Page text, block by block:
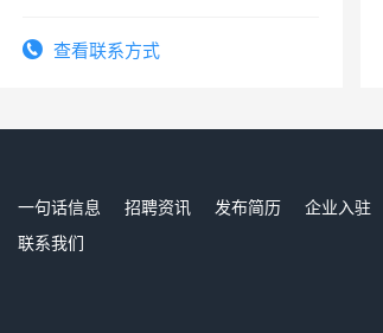
查看联系方式
一句话信息 招聘资讯 发布简历 企业入驻
联系我们